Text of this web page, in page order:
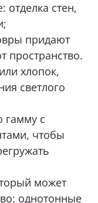
отделка стен,
придают
пространство.
хлопок,
светлого
гамму с
чтобы
может
однотонные